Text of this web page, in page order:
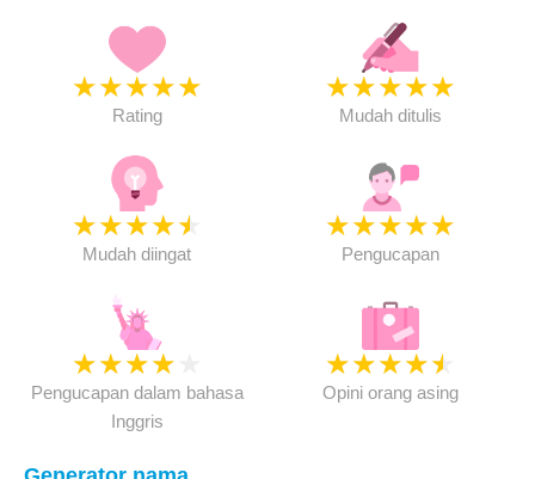
★★★★★
Rating
★★★★★
Mudah ditulis
★★★★★
Mudah diingat
★★★★★
Pengucapan
★★★★
Pengucapan dalam bahasa
Inggris
★★★★★
Opini orang asing